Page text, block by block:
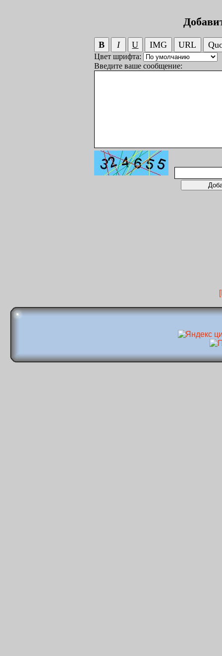
Цвет шрифта:
Введите ваше сообщение: